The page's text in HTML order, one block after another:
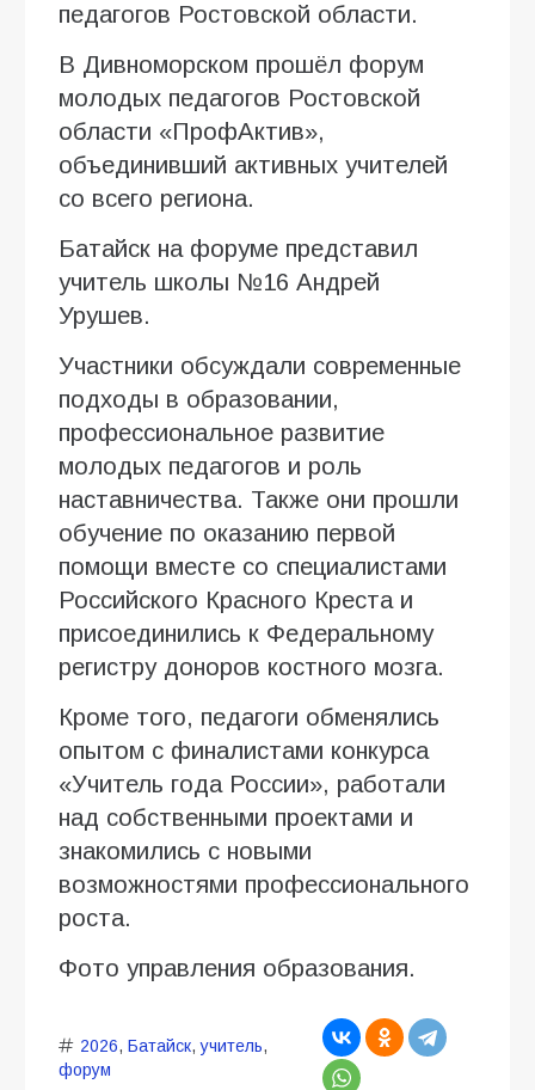
педагогов Ростовской области.
В Дивноморском прошёл форум
молодых педагогов Ростовской
области «ПрофАктив»,
объединивший активных учителей
со всего региона.
Батайск на форуме представил
учитель школы №16 Андрей
Урушев.
Участники обсуждали современные
подходы в образовании,
профессиональное развитие
молодых педагогов и роль
наставничества. Также они прошли
обучение по оказанию первой
помощи вместе со специалистами
Российского Красного Креста и
присоединились к Федеральному
регистру доноров костного мозга.
Кроме того, педагоги обменялись
опытом с финалистами конкурса
«Учитель года России», работали
над собственными проектами и
знакомились с новыми
возможностями профессионального
роста.
Фото управления образования.
2026, Батайск,учитель,
форум